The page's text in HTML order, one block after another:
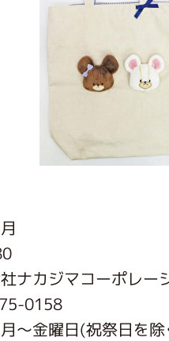
ナカジマコーポレー
0158
〜金曜日(祝祭日を
家庭科部